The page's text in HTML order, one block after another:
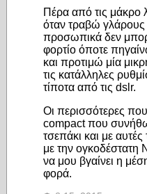
Πέρα από τις μάκρο
όταν τραβώ
προσωπικά δεν
φορτίο όποτε
και προτιμώ μία
τις κατάλληλες
τίποτα από τις dslr.
Οι περισσότερες
compact που
τσεπάκι και με
με την ογκοδέστατη
να μου βγαίνει η
φορά.